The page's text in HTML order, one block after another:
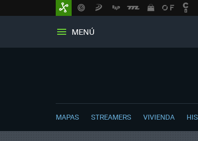
MENÚ
MAPAS STREAMERS VIVIENDA